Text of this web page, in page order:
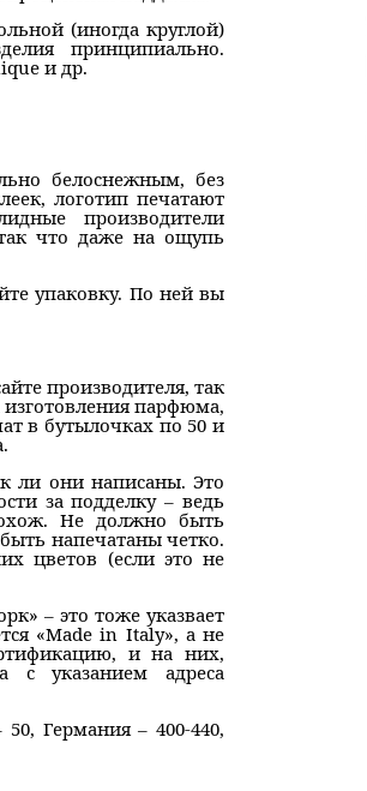
(иногда круглой)
принципиально.
и др.
белоснежным, без
логотип печатают
производители
что даже на ощупь
упаковку. По ней вы
производителя, так
изготовления парфюма,
в бутылочках по 50 и
ли они написаны. Это
за подделку – ведь
Не должно быть
напечатаны четко.
цветов (если это не
– это тоже указвает
«Made in Italy», а не
и на них,
с указанием адреса
Германия – 400-440,